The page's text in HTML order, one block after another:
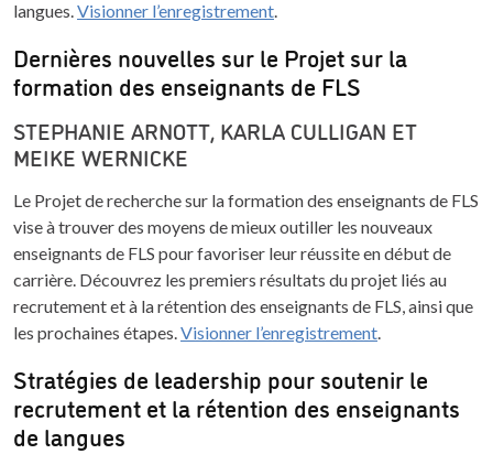
langues.Visionner l’enregistrement.
Dernières nouvelles sur le Projet sur la
formation des enseignants de FLS
STEPHANIE ARNOTT, KARLA CULLIGAN ET
MEIKE WERNICKE
Le Projet de recherche sur la formation des enseignants de FLS
vise à trouver des moyens de mieux outiller les nouveaux
enseignants de FLS pour favoriser leur réussite en début de
carrière. Découvrez les premiers résultats du projet liés au
recrutement et à la rétention des enseignants de FLS, ainsi que
les prochaines étapes.Visionner l’enregistrement.
Stratégies de leadership pour soutenir le
recrutement et la rétention des enseignants
de langues